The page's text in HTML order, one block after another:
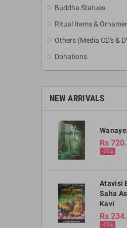
Buddha Statues
Ritual Items &
Others (Media CD's &
Donations
NEW ARRIVALS
Rs
-10%
Atavisi
Saha
Kavi
Rs
-10%